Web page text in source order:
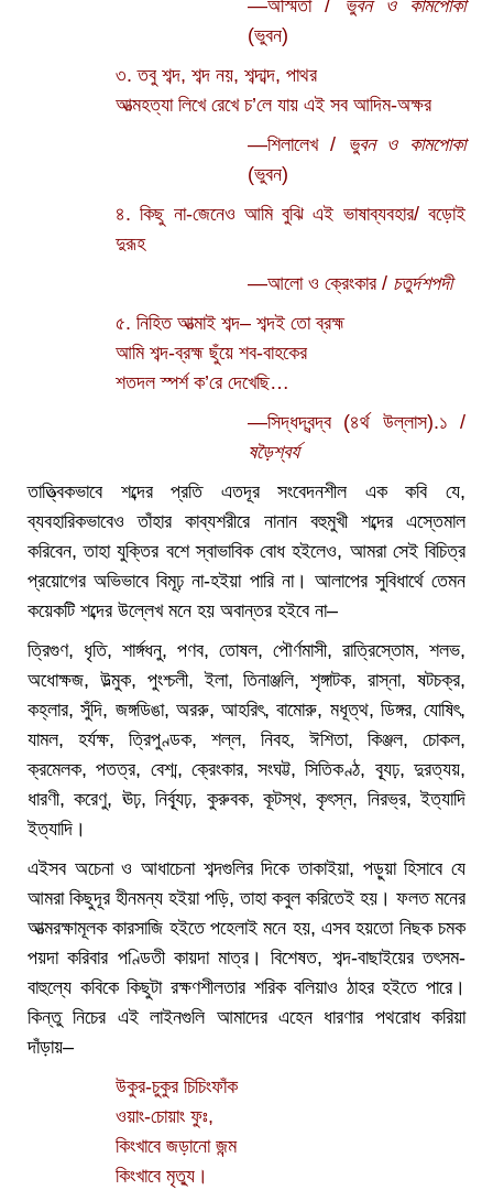
—অস্মিতা /
ভুবন ও কামপোকা
(ভুবন)
৩. তবু শব্দ, শব্দ নয়, শব্দাব্দ, পাথর
আত্মহত্যা লিখে রেখে চ’লে যায় এই সব আদিম-অক্ষর
—শিলালেখ /
ভুবন ও কামপোকা
(ভুবন)
৪. কিছু না-জেনেও আমি বুঝি এই ভাষাব্যবহার/ বড়োই
দুরূহ
—আলো ও ক্রেংকার / চতুর্দশপদী
৫. নিহিত আত্মাই শব্দ– শব্দই তো ব্রহ্ম
আমি শব্দ-ব্রহ্ম ছুঁয়ে শব-বাহকের
শতদল স্পর্শ ক’রে দেখেছি…
—সিদ্ধদ্বন্দ্ব (৪র্থ উল্লাস).১ /
ষড়ৈশ্বর্য
তাত্ত্বিকভাবে শব্দের প্রতি এতদূর সংবেদনশীল এক কবি যে,
ব্যবহারিকভাবেও তাঁহার কাব্যশরীরে নানান বহুমুখী শব্দের এস্তেমাল
করিবেন, তাহা যুক্তির বশে স্বাভাবিক বোধ হইলেও, আমরা সেই বিচিত্র
প্রয়োগের অভিভাবে বিমূঢ় না-হইয়া পারি না। আলাপের সুবিধার্থে তেমন
কয়েকটি শব্দের উল্লেখ মনে হয় অবান্তর হইবে না–
ত্রিগুণ, ধৃতি, শার্ঙ্গধনু, পণব, তোষল, পৌর্ণমাসী, রাত্রিস্তোম, শলভ,
অধোক্ষজ, উল্মুক, পুংশ্চলী, ইলা, তিনাঞ্জলি, শৃঙ্গাটক, রাস্না, ষটচক্র,
কহ্লার, সুঁদি, জঙ্গডিঙা, অররু, আহরিৎ, বামোরু, মধূত্থ, ডিঙ্গর, যোষিৎ,
যামল, হর্যক্ষ, ত্রিপুণ্ডক, শল্ল, নিবহ, ঈশিতা, কিঞ্জল, চোকল,
ক্রমেলক, পতত্র, বেশ্ম, ক্রেংকার, সংঘট্ট, সিতিকণ্ঠ, ব্যূঢ়, দুরত্যয়,
ধারণী, করেণু, ঊঢ়, নির্ব্যূঢ়, কুরুবক, কূটস্থ, কৃৎস্ন, নিরভ্র, ইত্যাদি
ইত্যাদি।
এইসব অচেনা ও আধাচেনা শব্দগুলির দিকে তাকাইয়া, পড়ুয়া হিসাবে যে
আমরা কিছুদূর হীনমন্য হইয়া পড়ি, তাহা কবুল করিতেই হয়। ফলত মনের
আত্মরক্ষামূলক কারসাজি হইতে পহেলাই মনে হয়, এসব হয়তো নিছক চমক
পয়দা করিবার পণ্ডিতী কায়দা মাত্র। বিশেষত, শব্দ-বাছাইয়ের তৎসম-
বাহুল্যে কবিকে কিছুটা রক্ষণশীলতার শরিক বলিয়াও ঠাহর হইতে পারে।
কিন্তু নিচের এই লাইনগুলি আমাদের এহেন ধারণার পথরোধ করিয়া
দাঁড়ায়–
উকুর-চুকুর চিচিংফাঁক
ওয়াং-চোয়াং ফুঃ,
কিংখাবে জড়ানো জন্ম
কিংখাবে মৃত্যু।